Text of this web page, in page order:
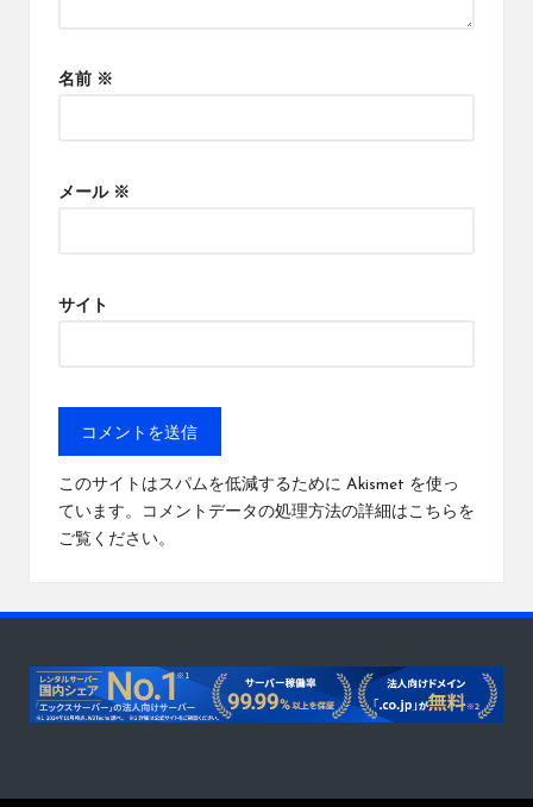
名前 ※
メール ※
サイト
このサイトはスパムを低減するために Akismet を使っ
ています。
コメントデータの処理方法の詳細はこちらを
ご覧ください。